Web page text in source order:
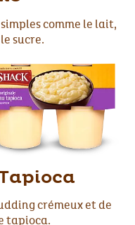
comme le lait,
sucre.
crémeux et de
tapioca.